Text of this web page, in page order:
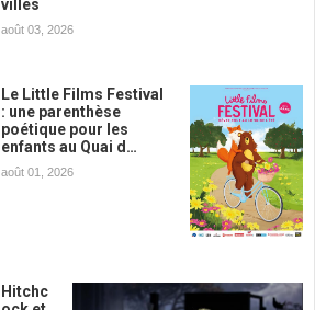
villes
août 03, 2026
Le Little Films Festival
: une parenthèse
poétique pour les
enfants au Quai d…
août 01, 2026
Hitchc